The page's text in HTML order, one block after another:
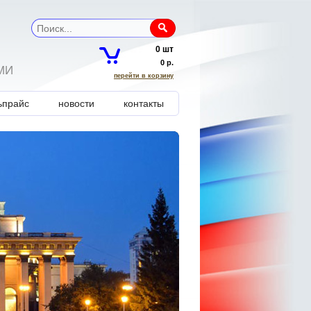
0 шт
0 р.
перейти в корзину
прайс новости контакты